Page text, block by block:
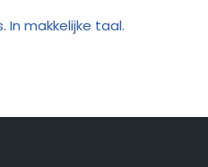
In makkelijke taal.